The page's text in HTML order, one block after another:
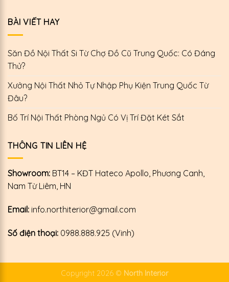
BÀI VIẾT HAY
Săn Đồ Nội Thất Si Từ Chợ Đồ Cũ Trung Quốc: Có Đáng
Thử?
Xưởng Nội Thất Nhỏ Tự Nhập Phụ Kiện Trung Quốc Từ
Đâu?
Bố Trí Nội Thất Phòng Ngủ Có Vị Trí Đặt Két Sắt
THÔNG TIN LIÊN HỆ
Showroom: BT14 – KĐT Hateco Apollo, Phương Canh,
Nam Từ Liêm, HN
Email: info.northiterior@gmail.com
Số điện thoại: 0988.888.925 (Vinh)
Copyright 2026 © North Interior